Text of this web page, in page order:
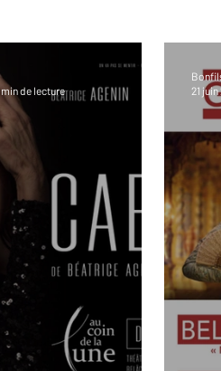
Coup de coeur
Littérature Cirque
min de lecture
21